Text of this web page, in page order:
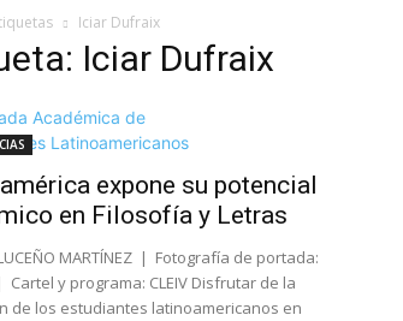
Iciar Dufraix
Iciar Dufraix
expone su potencial
en Filosofía y Letras
LUCEÑO MARTÍNEZ | Fotografía de portada:
y programa: CLEIV Disfrutar de la
de los estudiantes latinoamericanos en